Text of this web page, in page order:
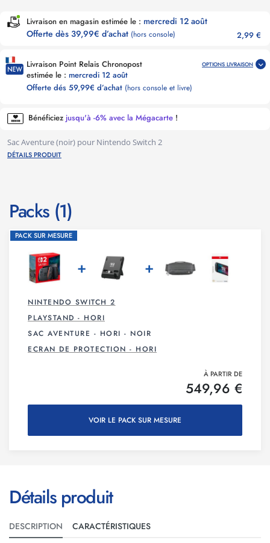
Livraison en magasin estimée le : mercredi 12 août
Offerte dès 39,99€ d’achat (hors console) 2,99 €
Livraison Point Relais Chronopost
estimée le : mercredi 12 août
Offerte dés 59,99€ d’achat (hors console et livre)
OPTIONS LIVRAISON
Bénéficiez jusqu'à -6% avec la Mégacarte !
Sac Aventure (noir) pour Nintendo Switch 2
DÉTAILS PRODUIT
Packs (1)
PACK SUR MESURE
+ +
NINTENDO SWITCH 2
PLAYSTAND - HORI
SAC AVENTURE - HORI - NOIR
ECRAN DE PROTECTION - HORI
À PARTIR DE
549,96 €
VOIR LE PACK SUR MESURE
Détails produit
DESCRIPTION CARACTÉRISTIQUES